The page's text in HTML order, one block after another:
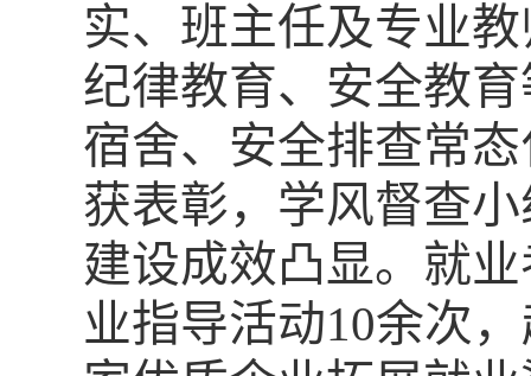
实、班主任及专业
纪律教育、安全教
宿舍、安全排查常
获表彰，学风督查
建设成效凸显。就
业指导活动10余次